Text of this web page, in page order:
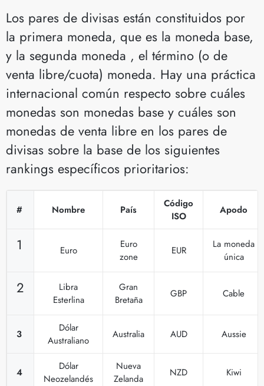
Los pares de divisas están constituidos por
la primera moneda, que es la moneda base,
y la segunda moneda , el término (o de
venta libre/cuota) moneda. Hay una práctica
internacional común respecto sobre cuáles
monedas son monedas base y cuáles son
monedas de venta libre en los pares de
divisas sobre la base de los siguientes
rankings específicos prioritarios:
# Nombre País
Código
ISO
Apodo
1 Euro
Euro
zone
EUR
La moneda
única
2
Libra
Esterlina
Gran
Bretaña
GBP Cable
3
Dólar
Australiano
Australia AUD Aussie
4
Dólar
Neozelandés
Nueva
Zelanda
NZD Kiwi